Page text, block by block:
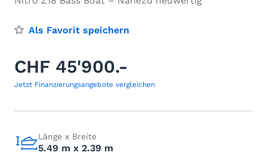
Als Favorit speichern
CHF 45'900.-
Jetzt Finanzierungsangebote vergleichen
Länge x Breite
5.49 m x 2.39 m